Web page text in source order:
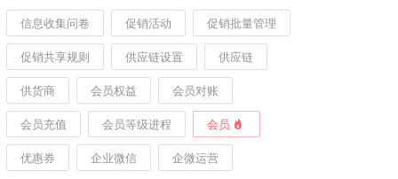
信息收集问卷 促销活动
促销批量管理
促销共享规则
供应链设置
供应链
供货商
会员权益
会员对账
会员充值
会员等级进程
会员
优惠券
企业微信 企微运营